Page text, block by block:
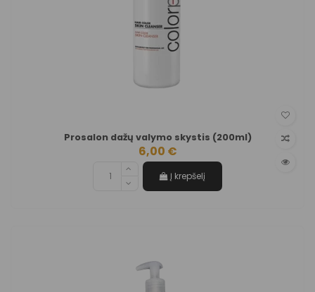
Prosalon dažų valymo skystis (200ml)
6,00 €
Į krepšelį